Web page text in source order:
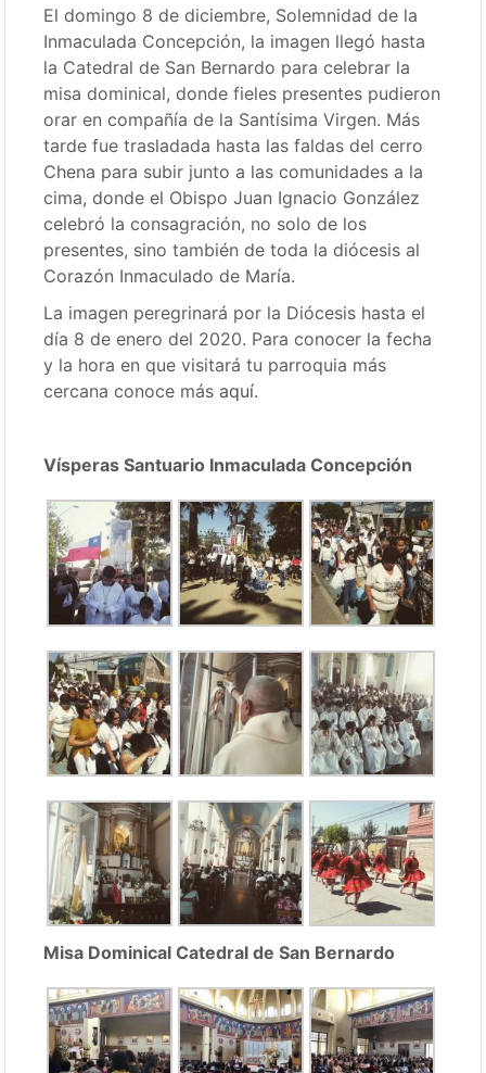
El domingo 8 de diciembre, Solemnidad de la
Inmaculada Concepción, la imagen llegó hasta
la Catedral de San Bernardo para celebrar la
misa dominical, donde fieles presentes pudieron
orar en compañía de la Santísima Virgen. Más
tarde fue trasladada hasta las faldas del cerro
Chena para subir junto a las comunidades a la
cima, donde el Obispo Juan Ignacio González
celebró la consagración, no solo de los
presentes, sino también de toda la diócesis al
Corazón Inmaculado de María.
La imagen peregrinará por la Diócesis hasta el
día 8 de enero del 2020. Para conocer la fecha
y la hora en que visitará tu parroquia más
cercana conoce más aquí.
Vísperas Santuario Inmaculada Concepción
Misa Dominical Catedral de San Bernardo